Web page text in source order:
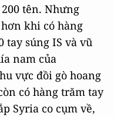
tên. Nhưng
khi có hàng
tay súng IS và vũ
nam của
vực đồi gò hoang
có hàng trăm tay
Syria co cụm về,